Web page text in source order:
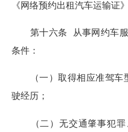
《网络预约出租汽车运输证》
第十六条 从事网约车服
条件：
（一）取得相应准驾车
驶经历；
（二）无交通肇事犯罪